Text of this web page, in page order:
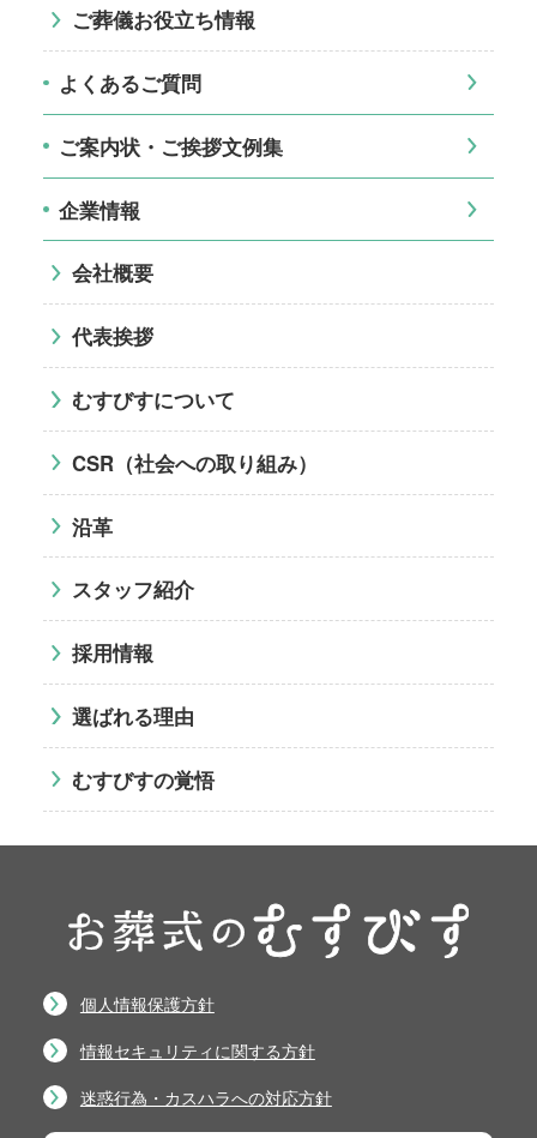
ご葬儀お役立ち情報
よくあるご質問
ご案内状・ご挨拶文例集
企業情報
会社概要
代表挨拶
むすびすについて
CSR（社会への取り組み）
沿革
スタッフ紹介
採用情報
選ばれる理由
むすびすの覚悟
個人情報保護方針
情報セキュリティに関する方針
迷惑行為・カスハラへの対応方針